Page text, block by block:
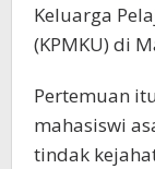
Keluarga
(KPMKU) di
Pertemuan
mahasiswi
tindak